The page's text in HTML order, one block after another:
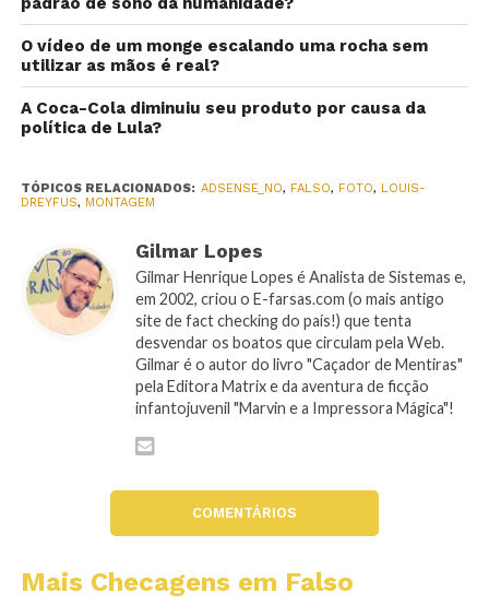
O vídeo de um monge escalando uma rocha sem
utilizar as mãos é real?
A Coca-Cola diminuiu seu produto por causa da
política de Lula?
TÓPICOS RELACIONADOS: ADSENSE_NO, FALSO, FOTO, LOUIS-
DREYFUS, MONTAGEM
Gilmar Lopes
Gilmar Henrique Lopes é Analista de Sistemas e,
em 2002, criou o E-farsas.com (o mais antigo
site de fact checking do país!) que tenta
desvendar os boatos que circulam pela Web.
Gilmar é o autor do livro "Caçador de Mentiras"
pela Editora Matrix e da aventura de ficção
infantojuvenil "Marvin e a Impressora Mágica"!
COMENTÁRIOS
Mais Checagens em Falso